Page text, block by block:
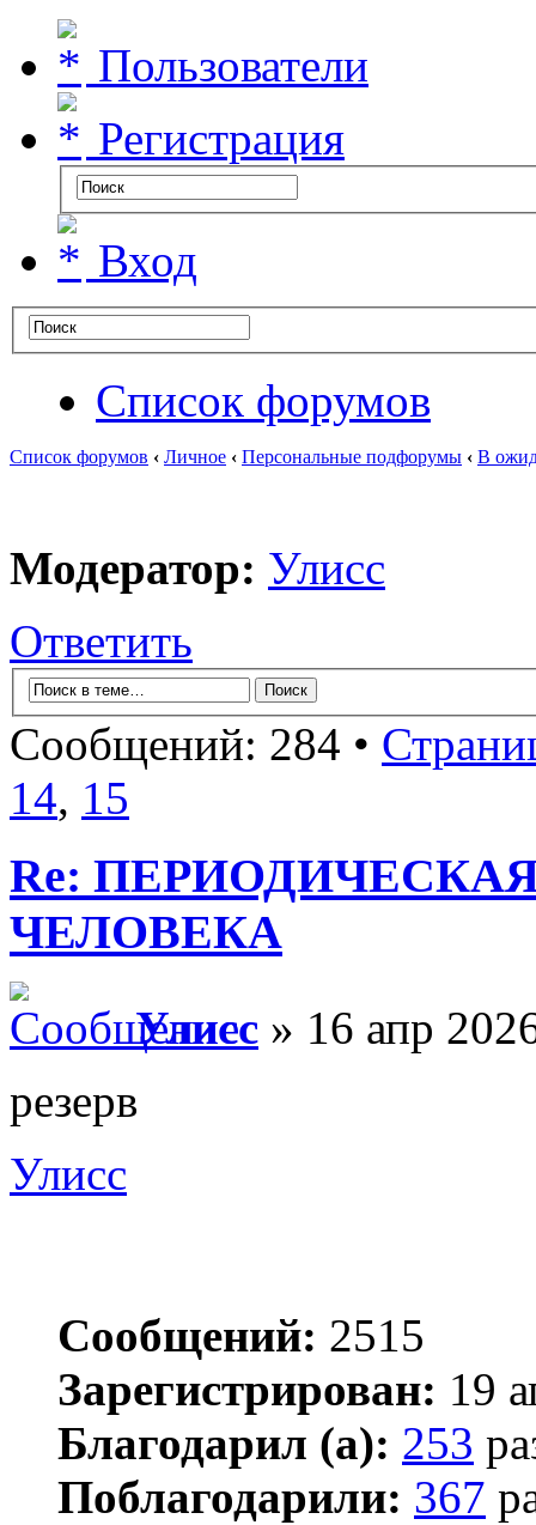
Пользователи
Регистрация
Вход
Список форумов
Список форумов ‹ Личное ‹ Персональные подфорумы ‹ В
Модератор: Улисс
Ответить
Сообщений: 284 •
14, 15
Re:
ЧЕЛОВЕКА
Улисс » 16 апр
резерв
Улисс
Сообщений: 2515
Зарегистрирован: 19
Благодарил (а): 253
Поблагодарили: 367